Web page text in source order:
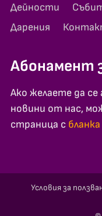
Дейности
Дарения
Абонамент
Ако желаете да се
новини от нас,
страница с
Условия за